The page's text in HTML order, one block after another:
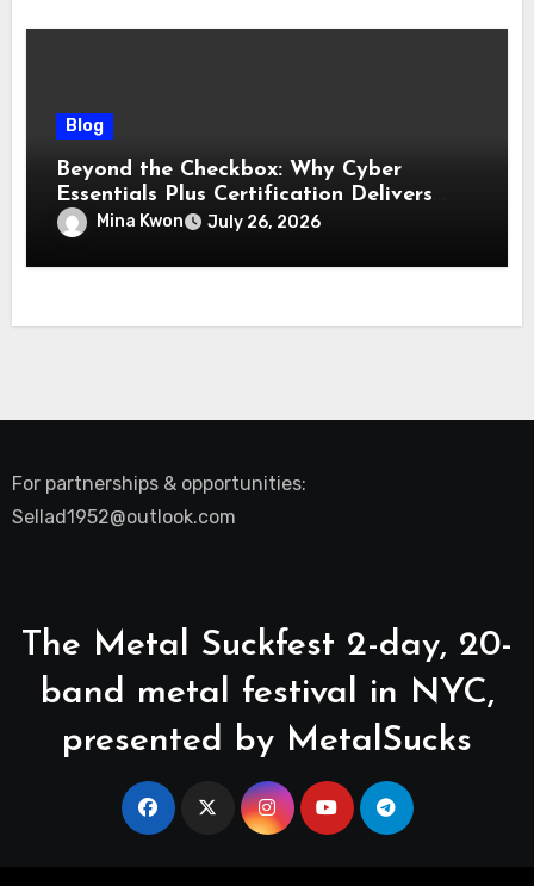
Blog
Beyond the Checkbox: Why Cyber
Essentials Plus Certification Delivers
Real-World Security Confidence
Mina Kwon July 26, 2026
For partnerships & opportunities:
Sellad1952@outlook.com
The Metal Suckfest 2-day, 20-
band metal festival in NYC,
presented by MetalSucks